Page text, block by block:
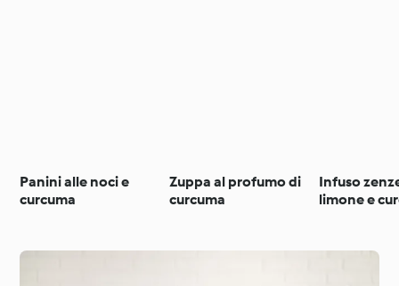
Panini alle noci e
curcuma
Zuppa al profumo di
curcuma
Infuso
limone e